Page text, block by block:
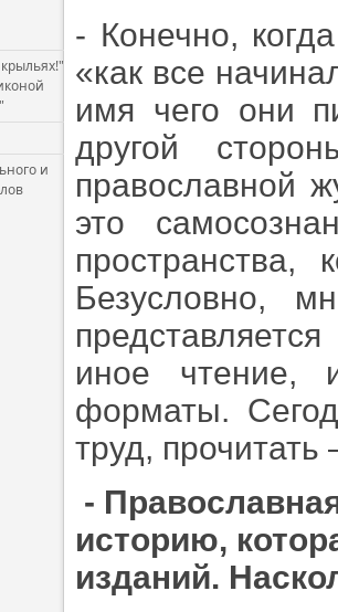
и
- Конечно,
«как все
имя чего они
другой
православной
это
пространства,
Безусловно,
иное чтение,
форматы.
труд,
-
историю,
изданий.